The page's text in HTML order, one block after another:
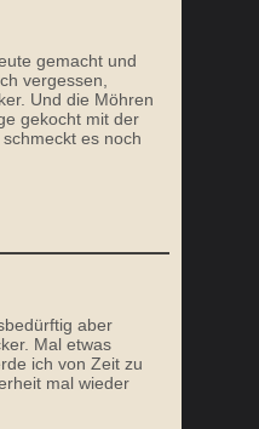
gemacht und
vergessen,
Und die Möhren
gekocht mit der
es noch
aber
Mal etwas
ich von Zeit zu
mal wieder